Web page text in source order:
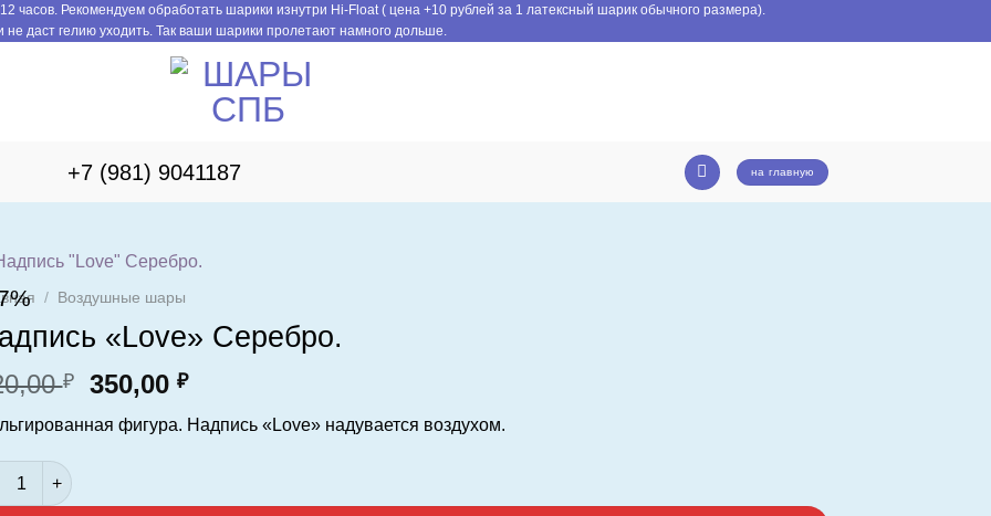
часов. Рекомендуем обработать шарики изнутри Hi-Float ( цена +10 рублей за 1 латексный шарик обычного размера).
даст гелию уходить. Так ваши шарики пролетают намного дольше.
+7 (981) 9041187 на главную
/ Воздушные шары
«Love» Серебро.
₽
Первоначальная
составляла
350,00 ₽Текущая
350,00 ₽.
фигура. Надпись «Love» надувается воздухом.
товара Надпись "Love" Серебро.